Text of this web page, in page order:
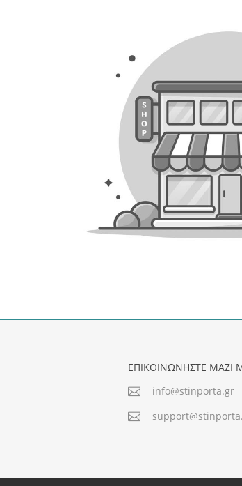
ΕΠΙΚΟΙΝΩΝΗΣΤΕ ΜΑΖΙ
info@stinporta.gr